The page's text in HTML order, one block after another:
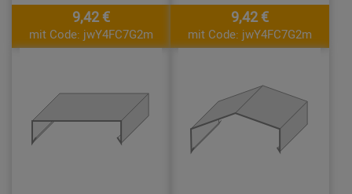
9,42 €
mit Code: jwY4FC7G2m
9,42 €
mit Code: jwY4FC7G2m